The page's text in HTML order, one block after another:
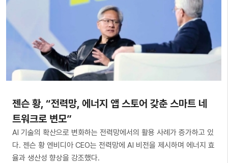
젠슨 황, “전력망, 에너지 앱 스토어 갖춘 스마트 네
트워크로 변모”
AI 기술의 확산으로 변화하는 전력망에서의 활용 사례가 증가하고 있
다. 젠슨 황 엔비디아 CEO는 전력망에 AI 비전을 제시하며 에너지 효
율과 생산성 향상을 강조했다.